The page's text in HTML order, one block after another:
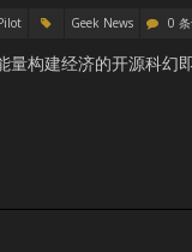
Geek News 0
量构建经济的开源科幻